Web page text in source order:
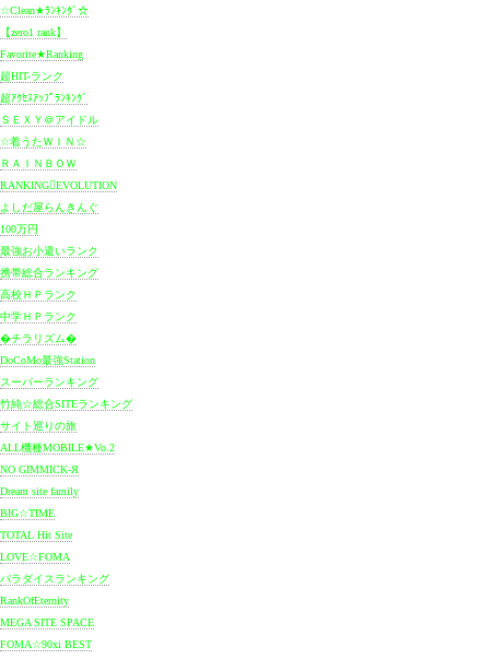
☆Clean★ﾗﾝｷﾝｸﾞ☆
【zero1 rank】
Favorite★Ranking
超HIT-ランク
超ｱｸｾｽｱｯﾌﾟﾗﾝｷﾝｸﾞ
ＳＥＸＹ＠アイドル
☆着うたＷＩＮ☆
ＲＡＩＮＢＯＷ
RANKINGEVOLUTION
よしだ屋らんきんぐ
100万円
最強お小遣いランク
携帯総合ランキング
高校ＨＰランク
中学ＨＰランク
�チラリズム�
DoCoMo最強Station
スーパーランキング
竹純☆総合SITEランキング
サイト巡りの旅
ALL機種MOBILE★Vo.2
NO GIMMICK-Я
Dream site family
BIG☆TIME
TOTAL Hit Site
LOVE☆FOMA
パラダイスランキング
RankOfEternity
MEGA SITE SPACE
FOMA☆90xi BEST